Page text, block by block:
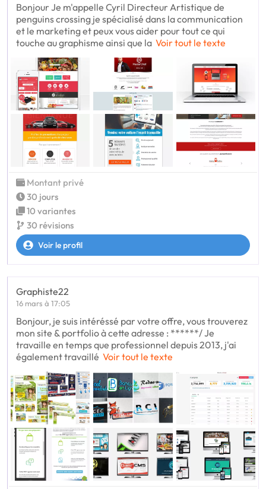
Bonjour Je m'appelle Cyril Directeur Artistique de
penguins crossing je spécialisé dans la communication
et le marketing et peux vous aider pour tout ce qui
touche au graphisme ainsi que la Voir tout le texte
Montant privé
30 jours
10 variantes
30 révisions
Voir le profil
Graphiste22
16 mars à 17:05
Bonjour, je suis intéréssé par votre offre, vous trouverez
mon site & portfolio à cette adresse : ******/ Je
travaille en temps que professionnel depuis 2013, j'ai
également travaillé Voir tout le texte